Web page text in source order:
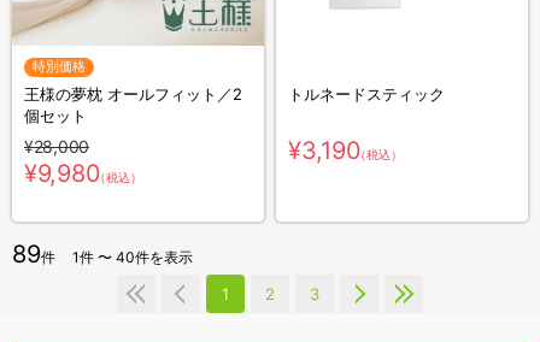
特別価格
王様の夢枕 オールフィット／2
個セット
¥28,000
¥9,980（税込）
トルネードスティック
¥3,190（税込）
89件 1件 〜 40件を表示
1 2 3